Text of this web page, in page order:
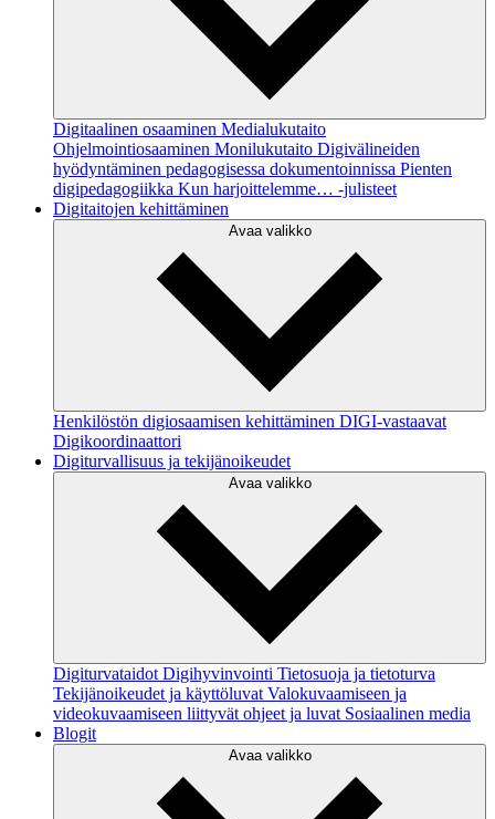
Digitaalinen osaaminen Medialukutaito
Ohjelmointiosaaminen Monilukutaito Digivälineiden
hyödyntäminen pedagogisessa dokumentoinnissa Pienten
digipedagogiikka Kun harjoittelemme… -julisteet
Digitaitojen kehittäminen
Avaa valikko
Henkilöstön digiosaamisen kehittäminen DIGI-vastaavat
Digikoordinaattori
Digiturvallisuus ja tekijänoikeudet
Avaa valikko
Digiturvataidot Digihyvinvointi Tietosuoja ja tietoturva
Tekijänoikeudet ja käyttöluvat Valokuvaamiseen ja
videokuvaamiseen liittyvät ohjeet ja luvat Sosiaalinen media
Blogit
Avaa valikko